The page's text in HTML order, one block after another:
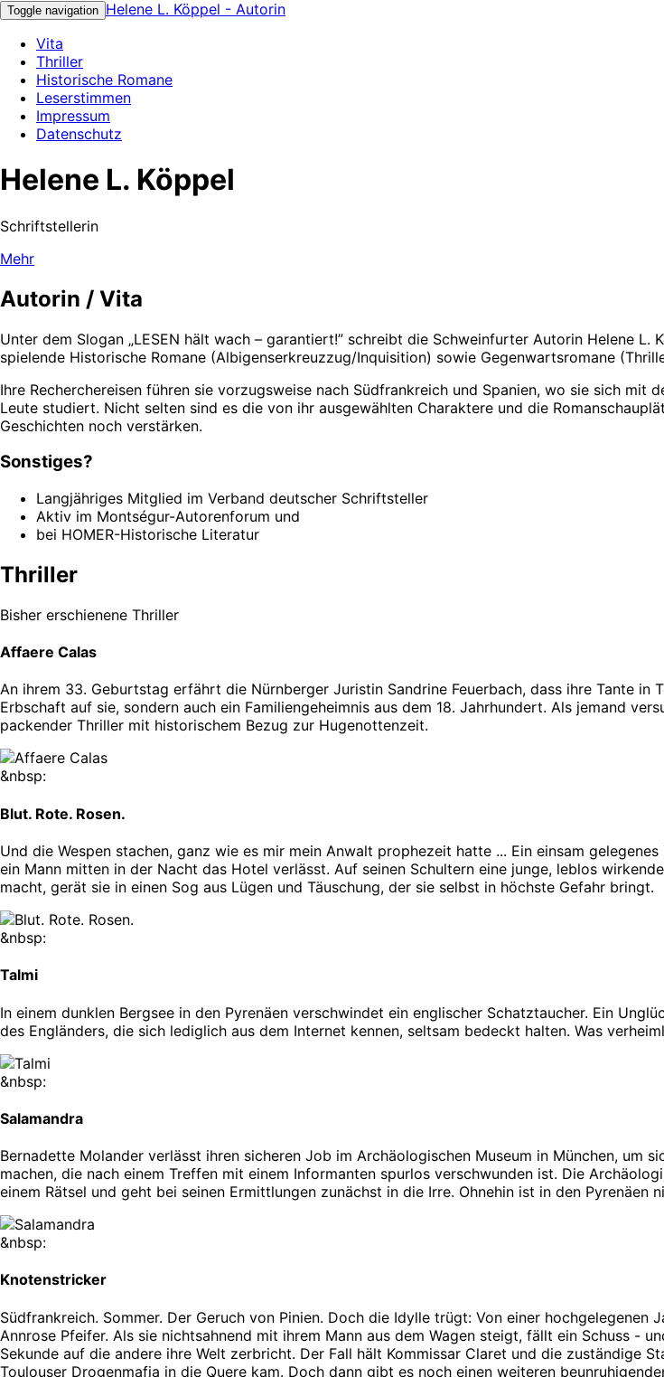
Toggle navigation Helene L. Köppel - Autorin
Vita
Thriller
Historische Romane
Leserstimmen
Impressum
Datenschutz
Helene L. Köppel
Schriftstellerin
Mehr
Autorin / Vita
Unter dem Slogan „LESEN hält wach – garantiert!” schreibt die Schweinfurter Autorin Helene
spielende Historische Romane (Albigenserkreuzzug/Inquisition) sowie Gegenwartsromane
Ihre Recherchereisen führen sie vorzugsweise nach Südfrankreich und Spanien, wo sie sich
Leute studiert. Nicht selten sind es die von ihr ausgewählten Charaktere und die
Geschichten noch verstärken.
Sonstiges?
Langjähriges Mitglied im Verband deutscher Schriftsteller
Aktiv im Montségur-Autorenforum und
bei HOMER-Historische Literatur
Thriller
Bisher erschienene Thriller
Affaere Calas
An ihrem 33. Geburtstag erfährt die Nürnberger Juristin Sandrine Feuerbach, dass ihre Tante
Erbschaft auf sie, sondern auch ein Familiengeheimnis aus dem 18. Jahrhundert. Als jemand
packender Thriller mit historischem Bezug zur Hugenottenzeit.
&nbsp:
Blut. Rote. Rosen.
Und die Wespen stachen, ganz wie es mir mein Anwalt prophezeit hatte ... Ein einsam
ein Mann mitten in der Nacht das Hotel verlässt. Auf seinen Schultern eine junge, leblos
macht, gerät sie in einen Sog aus Lügen und Täuschung, der sie selbst in höchste Gefahr bringt.
&nbsp:
Talmi
In einem dunklen Bergsee in den Pyrenäen verschwindet ein englischer Schatztaucher. Ein
des Engländers, die sich lediglich aus dem Internet kennen, seltsam bedeckt halten. Was
&nbsp:
Salamandra
Bernadette Molander verlässt ihren sicheren Job im Archäologischen Museum in München, um
machen, die nach einem Treffen mit einem Informanten spurlos verschwunden ist. Die
einem Rätsel und geht bei seinen Ermittlungen zunächst in die Irre. Ohnehin ist in den Pyrenäen
&nbsp:
Knotenstricker
Südfrankreich. Sommer. Der Geruch von Pinien. Doch die Idylle trügt: Von einer
Annrose Pfeifer. Als sie nichtsahnend mit ihrem Mann aus dem Wagen steigt, fällt ein Schuss -
Sekunde auf die andere ihre Welt zerbricht. Der Fall hält Kommissar Claret und die zuständige
Toulouser Drogenmafia in die Quere kam. Doch dann gibt es noch einen weiteren